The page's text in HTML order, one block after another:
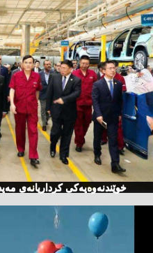
خوێندنەوەیەكی كرداریانەی